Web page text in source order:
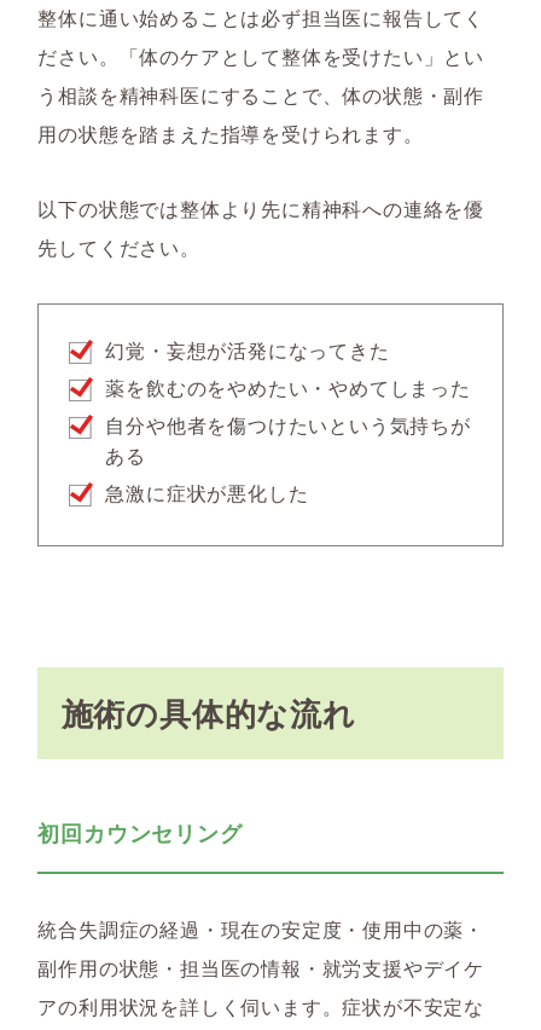
整体に通い始めることは必ず担当医に報告してく
ださい。「体のケアとして整体を受けたい」とい
う相談を精神科医にすることで、体の状態・副作
用の状態を踏まえた指導を受けられます。
以下の状態では整体より先に精神科への連絡を優
先してください。
幻覚・妄想が活発になってきた
薬を飲むのをやめたい・やめてしまった
自分や他者を傷つけたいという気持ちが
ある
急激に症状が悪化した
施術の具体的な流れ
初回カウンセリング
統合失調症の経過・現在の安定度・使用中の薬・
副作用の状態・担当医の情報・就労支援やデイケ
アの利用状況を詳しく伺います。症状が不安定な